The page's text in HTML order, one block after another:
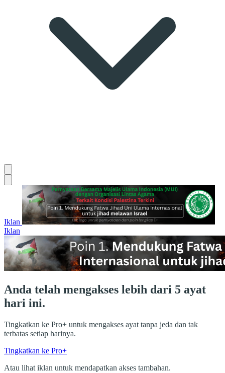
Iklan
Iklan
Anda telah mengakses lebih dari 5 ayat
hari ini.
Tingkatkan ke Pro+ untuk mengakses ayat tanpa jeda dan tak
terbatas setiap harinya.
Tingkatkan ke Pro+
Atau lihat iklan untuk mendapatkan akses tambahan.